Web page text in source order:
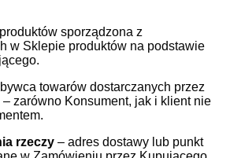
sporządzona z
w Sklepie produktów na podstawie
towarów dostarczanych przez
zarówno Konsument, jak i klient nie
rzeczy – adres dostawy lub punkt